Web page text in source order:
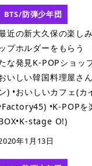
BTS/防弾少年団
近の新大久保の楽し
ップホルダーをもらう
な発見K-POPショッ
いしい韓国料理屋さ
ン) •おいしいカフェ(カ
•K-POPを
stage O!)
年1月13日